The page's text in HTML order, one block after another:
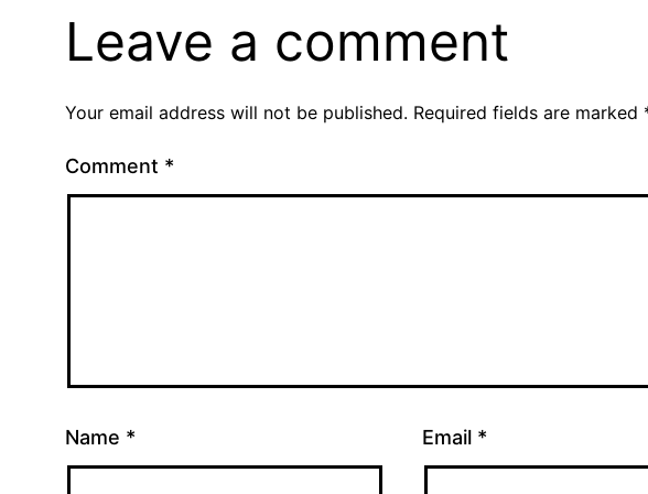
Leave a comment
Your email address will not be published. Required fields are marked
Comment *
Name * Email *